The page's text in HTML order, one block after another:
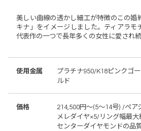
美しい曲線の透かし細工が特徴のこの婚
キナ」をイメージしました。ティアラモ
代表作の一つで長年多くの女性に愛され続
使用金属
プラチナ950/K18ピンクゴ
ルド
価格
214,500円～(5～14号) /ペア
メレダイヤ×5/リング幅最大
センターダイヤモンドの品